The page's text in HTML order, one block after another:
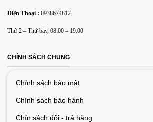
cho lần bình luận kế tiếp của tôi.
Điện Thoại : 0938674812
Thứ 2 – Thứ bảy, 08:00 – 19:00
CHÍNH SÁCH CHUNG
Chính sách bảo mật
Chính sách bảo hành
Chín sách đổi - trả hàng